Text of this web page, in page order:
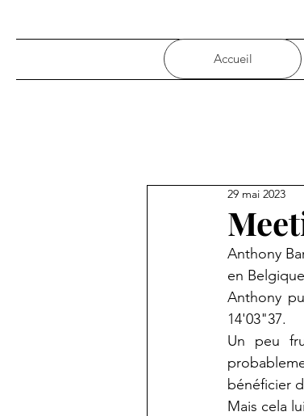
Accueil
29 mai 2023
Anthony
en
Anthony
14'03"37.
Un peu
bénéficier
Mais cela